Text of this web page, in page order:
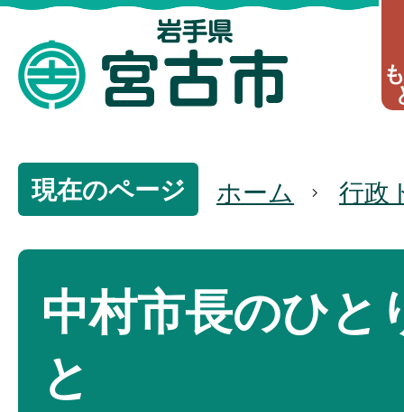
現在のページ ホーム 行政
中村市長のひと
と